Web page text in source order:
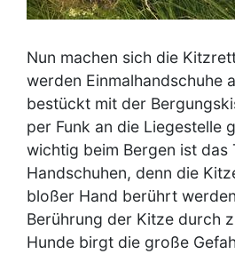
Nun machen sich die
werden Einmalhandschuhe
bestückt mit der
per Funk an die Liegestelle
wichtig beim Bergen ist das
Handschuhen, denn die
bloßer Hand berührt
Berührung der Kitze durch
Hunde birgt die große